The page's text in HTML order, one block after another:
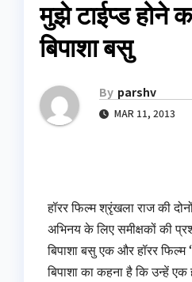
मुझे टाईप्ड होने
बिपाशा बसु
By parshv
MAR 11, 2013
हॉरर फिल्म श्रृंखला राज की
अभिनय के लिए समीक्षकों की
बिपाशा बसु एक और हॉरर फिल्म
बिपाशा का कहना है कि उन्हें